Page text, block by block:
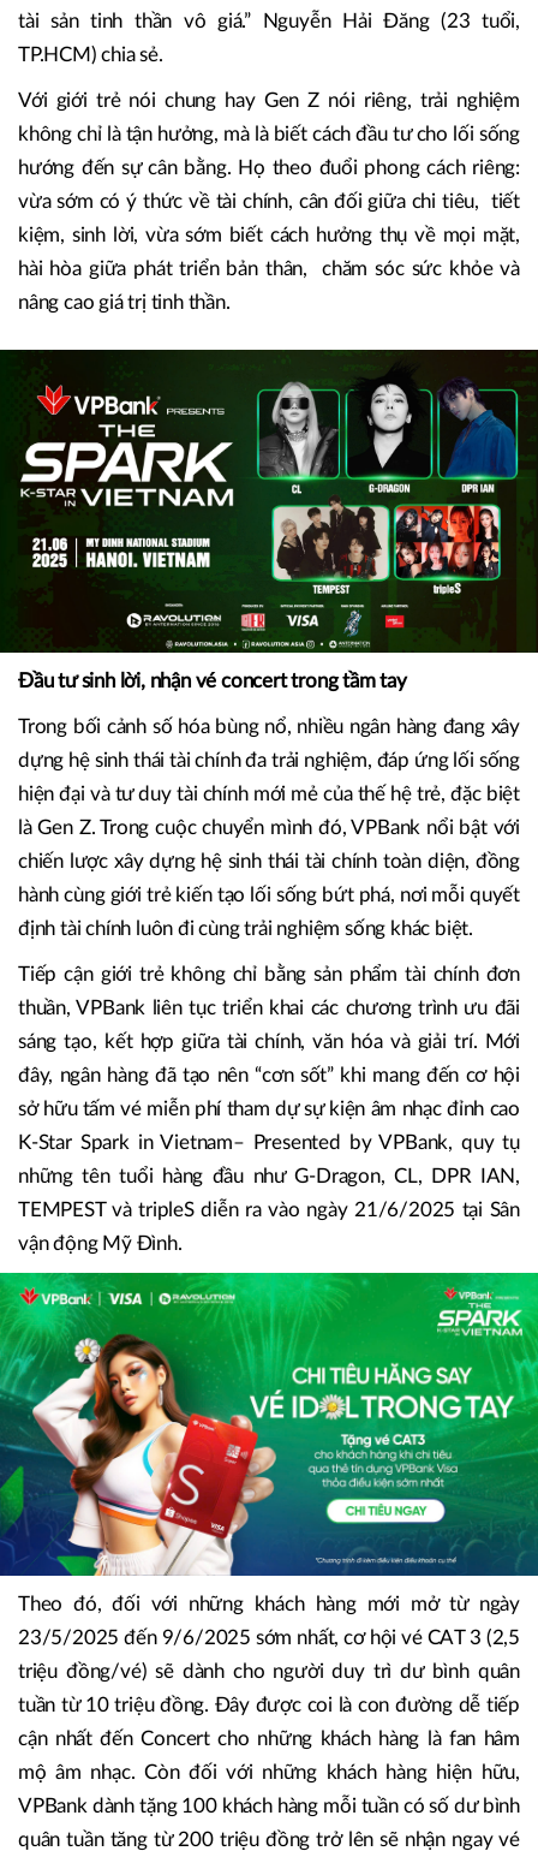
tài sản tinh thần vô giá.” Nguyễn Hải Đăng (23 tuổi,
TP.HCM) chia sẻ.
Với giới trẻ nói chung hay Gen Z nói riêng, trải nghiệm
không chỉ là tận hưởng, mà là biết cách đầu tư cho lối sống
hướng đến sự cân bằng. Họ theo đuổi phong cách riêng:
vừa sớm có ý thức về tài chính, cân đối giữa chi tiêu, tiết
kiệm, sinh lời, vừa sớm biết cách hưởng thụ về mọi mặt,
hài hòa giữa phát triển bản thân, chăm sóc sức khỏe và
nâng cao giá trị tinh thần.
Đầu tư sinh lời, nhận vé concert trong tầm tay
Trong bối cảnh số hóa bùng nổ, nhiều ngân hàng đang xây
dựng hệ sinh thái tài chính đa trải nghiệm, đáp ứng lối sống
hiện đại và tư duy tài chính mới mẻ của thế hệ trẻ, đặc biệt
là Gen Z. Trong cuộc chuyển mình đó, VPBank nổi bật với
chiến lược xây dựng hệ sinh thái tài chính toàn diện, đồng
hành cùng giới trẻ kiến tạo lối sống bứt phá, nơi mỗi quyết
định tài chính luôn đi cùng trải nghiệm sống khác biệt.
Tiếp cận giới trẻ không chỉ bằng sản phẩm tài chính đơn
thuần, VPBank liên tục triển khai các chương trình ưu đãi
sáng tạo, kết hợp giữa tài chính, văn hóa và giải trí. Mới
đây, ngân hàng đã tạo nên “cơn sốt” khi mang đến cơ hội
sở hữu tấm vé miễn phí tham dự sự kiện âm nhạc đỉnh cao
K-Star Spark in Vietnam– Presented by VPBank, quy tụ
những tên tuổi hàng đầu như G-Dragon, CL, DPR IAN,
TEMPEST và tripleS diễn ra vào ngày 21/6/2025 tại Sân
vận động Mỹ Đình.
Theo đó, đối với những khách hàng mới mở từ ngày
23/5/2025 đến 9/6/2025 sớm nhất, cơ hội vé CAT 3 (2,5
triệu đồng/vé) sẽ dành cho người duy trì dư bình quân
tuần từ 10 triệu đồng. Đây được coi là con đường dễ tiếp
cận nhất đến Concert cho những khách hàng là fan hâm
mộ âm nhạc. Còn đối với những khách hàng hiện hữu,
VPBank dành tặng 100 khách hàng mỗi tuần có số dư bình
quân tuần tăng từ 200 triệu đồng trở lên sẽ nhận ngay vé